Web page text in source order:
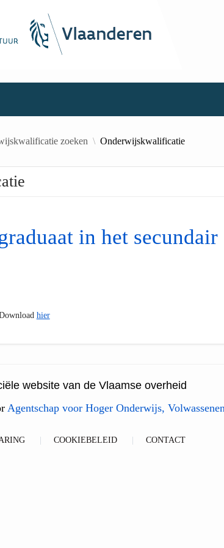
zoeken Onderwijskwalificatie
in het secundair
hier
website van de Vlaamse overheid
Agentschap voor Hoger Onderwijs,
COOKIEBELEID CONTACT